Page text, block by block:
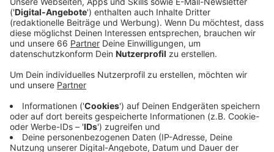
Riesenrad-Betreiber Oscar Bruch ist mit dem
Geschäft zufrieden, auch wenn es durch die
Pandemie wesentlich weniger Besucher gab als in
durchschnittlichen Jahren davor. Im Oktober
kommt das Riesenrad nach Düsseldorf zurück.
Anzeige